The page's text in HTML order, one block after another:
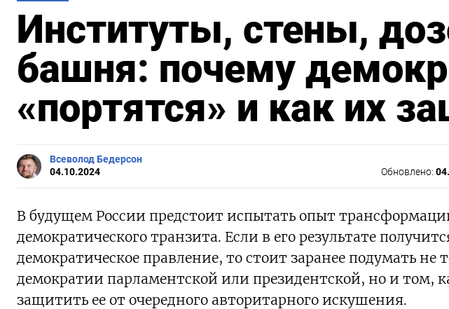
Институты, стены,
башня: почему
«портятся» и как их
Всеволод Бедерсон
04.10.2024
Обновлено:
В будущем России предстоит испытать опыт
демократического транзита. Если в его результате
демократическое правление, то стоит заранее подумать не
демократии парламентской или президентской, но и том,
защитить ее от очередного авторитарного искушения.